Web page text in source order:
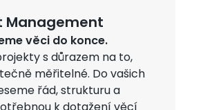
Management
věci do konce.
s důrazem na to,
měřitelné. Do vašich
řád, strukturu a